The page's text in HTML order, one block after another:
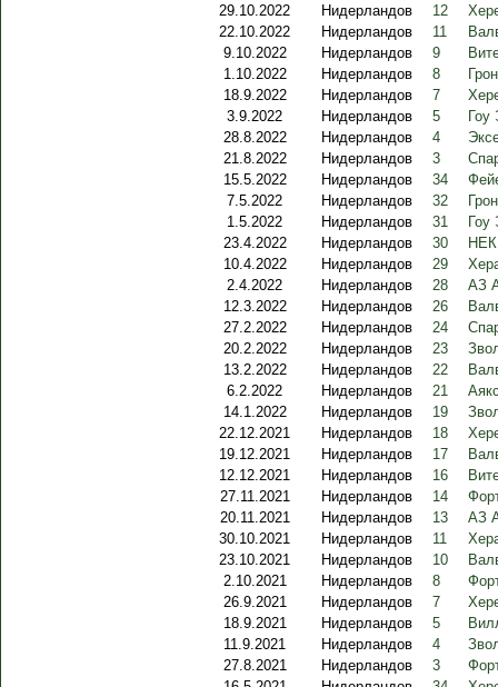
29.10.2022
Нидерландов 12
22.10.2022
Нидерландов 11
9.10.2022
Нидерландов 9
1.10.2022
Нидерландов 8
18.9.2022
Нидерландов 7
3.9.2022
Нидерландов 5
Гоу
28.8.2022
Нидерландов 4
21.8.2022
Нидерландов 3
15.5.2022
Нидерландов 34
7.5.2022
Нидерландов 32
1.5.2022
Нидерландов 31
Гоу
23.4.2022
Нидерландов 30
НЕК
10.4.2022
Нидерландов 29
2.4.2022
Нидерландов 28
АЗ
12.3.2022
Нидерландов 26
27.2.2022
Нидерландов 24
20.2.2022
Нидерландов 23
13.2.2022
Нидерландов 22
6.2.2022
Нидерландов 21
14.1.2022
Нидерландов 19
22.12.2021
Нидерландов 18
19.12.2021
Нидерландов 17
12.12.2021
Нидерландов 16
27.11.2021
Нидерландов 14
20.11.2021
Нидерландов 13
АЗ
30.10.2021
Нидерландов 11
23.10.2021
Нидерландов 10
2.10.2021
Нидерландов 8
26.9.2021
Нидерландов 7
18.9.2021
Нидерландов 5
11.9.2021
Нидерландов 4
27.8.2021
Нидерландов 3